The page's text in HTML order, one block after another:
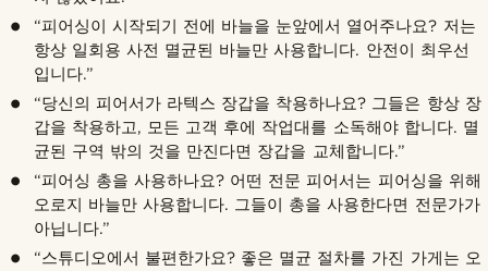
“피어싱이 시작되기 전에 바늘을 눈앞에서 열어주나요? 저는
항상 일회용 사전 멸균된 바늘만 사용합니다. 안전이 최우선
입니다.”
“당신의 피어서가 라텍스 장갑을 착용하나요? 그들은 항상 장
갑을 착용하고, 모든 고객 후에 작업대를 소독해야 합니다. 멸
균된 구역 밖의 것을 만진다면 장갑을 교체합니다.”
“피어싱 총을 사용하나요? 어떤 전문 피어서는 피어싱을 위해
오로지 바늘만 사용합니다. 그들이 총을 사용한다면 전문가가
아닙니다.”
“스튜디오에서 불편한가요? 좋은 멸균 절차를 가진 가게는 오